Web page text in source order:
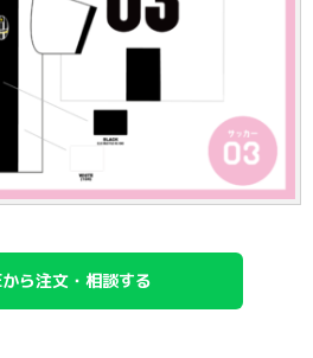
ら注文・相談する